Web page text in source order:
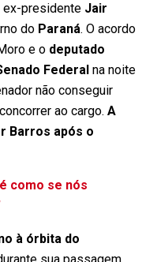
ex-presidente Jair
do Paraná. O acordo
e o deputado
Federal na noite
não conseguir
ao cargo. A
Barros após o
como se nós
à órbita do